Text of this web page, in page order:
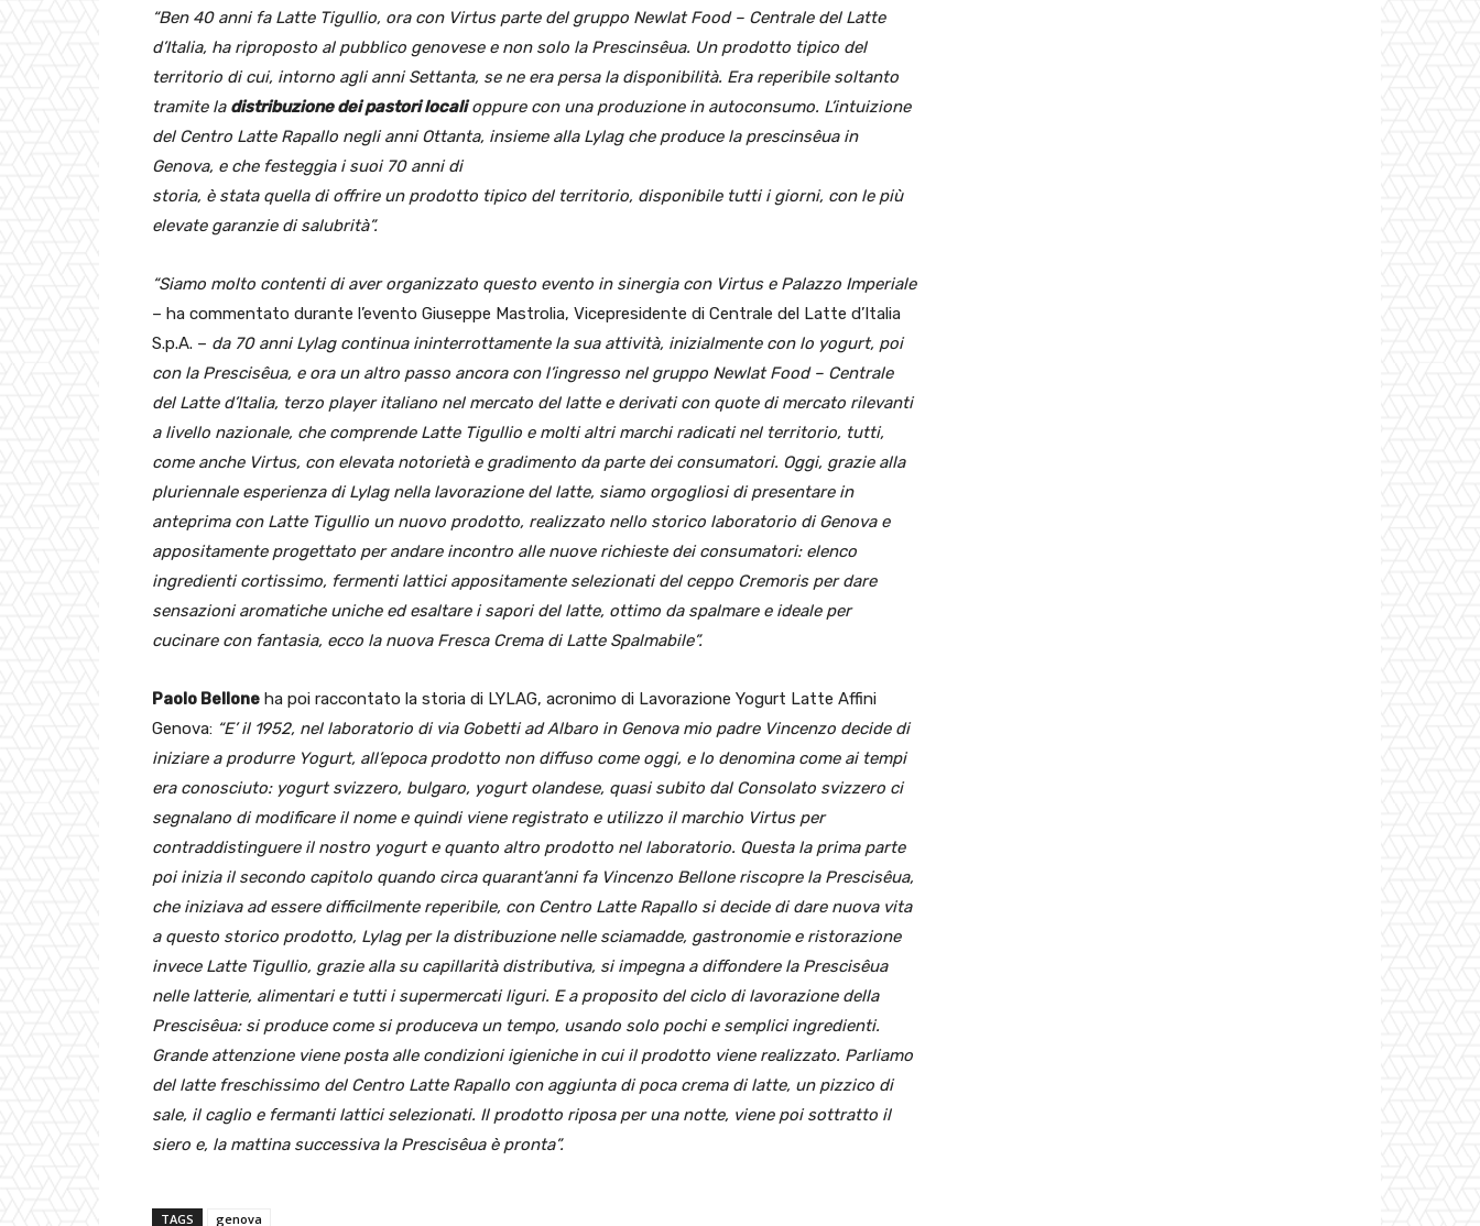
“Ben 40 anni fa Latte Tigullio, ora con Virtus parte del gruppo Newlat Food – Centrale del Latte
d’Italia, ha riproposto al pubblico genovese e non solo la Prescinsêua. Un prodotto tipico del
territorio di cui, intorno agli anni Settanta, se ne era persa la disponibilità. Era reperibile soltanto
tramite la distribuzione dei pastori localioppure con una produzione in autoconsumo. L’intuizione
del Centro Latte Rapallo negli anni Ottanta, insieme alla Lylag che produce la prescinsêua in
Genova, e che festeggia i suoi 70 anni di
storia, è stata quella di offrire un prodotto tipico del territorio, disponibile tutti i giorni, con le più
elevate garanzie di salubrità”.
“Siamo molto contenti di aver organizzato questo evento in sinergia con Virtus e Palazzo Imperiale
– ha commentato durante l’evento Giuseppe Mastrolia, Vicepresidente di Centrale del Latte d’Italia
S.p.A. – da 70 anni Lylag continua ininterrottamente la sua attività, inizialmente con lo yogurt, poi
con la Prescisêua, e ora un altro passo ancora con l’ingresso nel gruppo Newlat Food – Centrale
del Latte d’Italia, terzo player italiano nel mercato del latte e derivati con quote di mercato rilevanti
a livello nazionale, che comprende Latte Tigullio e molti altri marchi radicati nel territorio, tutti,
come anche Virtus, con elevata notorietà e gradimento da parte dei consumatori. Oggi, grazie alla
pluriennale esperienza di Lylag nella lavorazione del latte, siamo orgogliosi di presentare in
anteprima con Latte Tigullio un nuovo prodotto, realizzato nello storico laboratorio di Genova e
appositamente progettato per andare incontro alle nuove richieste dei consumatori: elenco
ingredienticortissimo, fermenti lattici appositamente selezionati del ceppo Cremoris per dare
sensazioni aromatiche uniche ed esaltare i sapori del latte, ottimo da spalmare e ideale per
cucinare con fantasia, ecco la nuova Fresca Crema di Latte Spalmabile”.
Paolo Bellone ha poi raccontato la storia di LYLAG, acronimo di Lavorazione Yogurt Latte Affini
Genova: “E’ il 1952, nel laboratorio di via Gobetti ad Albaro in Genova mio padre Vincenzo decide di
iniziare a produrre Yogurt, all’epoca prodotto non diffuso come oggi, e lo denomina come ai tempi
era conosciuto: yogurt svizzero, bulgaro, yogurt olandese, quasi subito dal Consolato svizzero ci
segnalano di modificare il nome e quindi viene registrato e utilizzo il marchio Virtus per
contraddistinguere il nostro yogurt e quanto altro prodotto nel laboratorio. Questa la prima parte
poi inizia il secondo capitolo quando circa quarant’anni fa Vincenzo Bellone riscopre la Prescisêua,
che iniziava ad essere difficilmente reperibile, con Centro Latte Rapallo si decide di dare nuova vita
a questo storico prodotto, Lylag per la distribuzione nelle sciamadde, gastronomie e ristorazione
invece Latte Tigullio, grazie alla su capillarità distributiva, si impegna a diffondere la Prescisêua
nelle latterie, alimentari e tutti i supermercati liguri. E a proposito del ciclo di lavorazione della
Prescisêua: si produce come si produceva un tempo, usando solo pochi e semplici ingredienti.
Grande attenzione viene posta alle condizioni igieniche in cui il prodotto viene realizzato. Parliamo
del latte freschissimo del Centro Latte Rapallo con aggiunta di poca crema di latte, un pizzico di
sale, il caglio e fermanti lattici selezionati. Il prodotto riposa per una notte, viene poi sottratto il
siero e, la mattina successiva la Prescisêua è pronta”.
TAGS genova